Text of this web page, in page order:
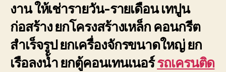
งาน ให้เช่ารายวัน-รายเดือน เทปูน
ก่อสร้าง ยกโครงสร้างเหล็ก คอนกรีต
สำเร็จรูป ยกเครื่องจักรขนาดใหญ่ ยก
เรือลงน้ำ ยกตู้คอนเทนเนอร์รถเครนติด